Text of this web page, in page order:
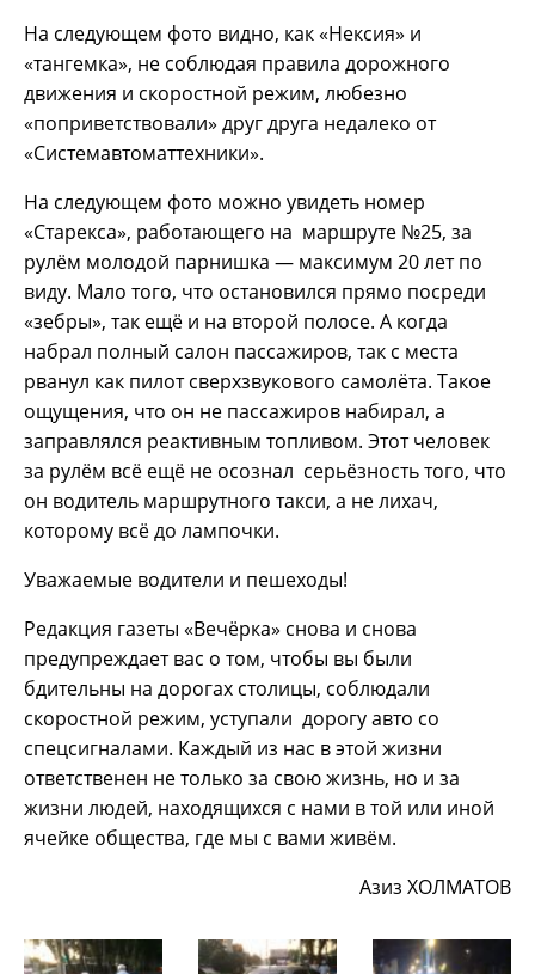
На следующем фото видно, как «Нексия» и
«тангемка», не соблюдая правила дорожного
движения и скоростной режим, любезно
«поприветствовали» друг друга недалеко от
«Системавтоматтехники».
На следующем фото можно увидеть номер
«Старекса», работающего на маршруте №25, за
рулём молодой парнишка — максимум 20 лет по
виду. Мало того, что остановился прямо посреди
«зебры», так ещё и на второй полосе. А когда
набрал полный салон пассажиров, так с места
рванул как пилот сверхзвукового самолёта. Такое
ощущения, что он не пассажиров набирал, а
заправлялся реактивным топливом. Этот человек
за рулём всё ещё не осознал серьёзность того, что
он водитель маршрутного такси, а не лихач,
которому всё до лампочки.
Уважаемые водители и пешеходы!
Редакция газеты «Вечёрка» снова и снова
предупреждает вас о том, чтобы вы были
бдительны на дорогах столицы, соблюдали
скоростной режим, уступали дорогу авто со
спецсигналами. Каждый из нас в этой жизни
ответственен не только за свою жизнь, но и за
жизни людей, находящихся с нами в той или иной
ячейке общества, где мы с вами живём.
Азиз ХОЛМАТОВ